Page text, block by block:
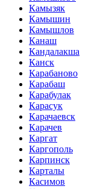
Камызяк
Камышин
Камышлов
Канаш
Кандалакша
Канск
Карабаново
Карабаш
Карабулак
Карасук
Карачаевск
Карачев
Каргат
Каргополь
Карпинск
Карталы
Касимов